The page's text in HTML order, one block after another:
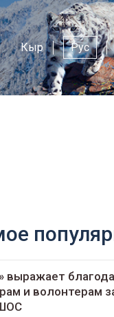
Кыр Рус
выражает
и волонтерам